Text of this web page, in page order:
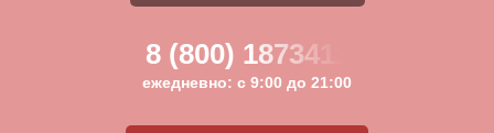
8 (800) 1873411
ежедневно: с 9:00 до 21:00